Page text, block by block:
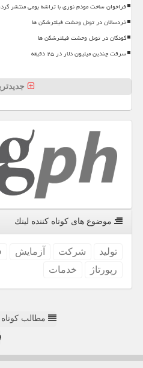
فراخوان ساخت مودم نوری با تراشه بومی منتشر
خردسالان در تونل وحشت فیلترشکن ها
کودکان در تونل وحشت فیلترشکن ها
سرقت چندین میلیون دلار در ۲۵ دقیقه
موضوع های كوتاه كننده لینك
تولید شركت آزمایش
رپورتاژ
خدمات
مطالب کوتاه